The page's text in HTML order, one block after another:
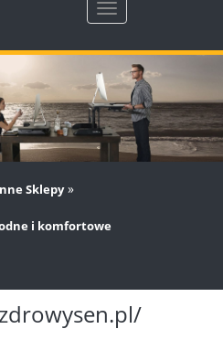
Rozwiń
nawigację
Sklepy»
i komfortowe